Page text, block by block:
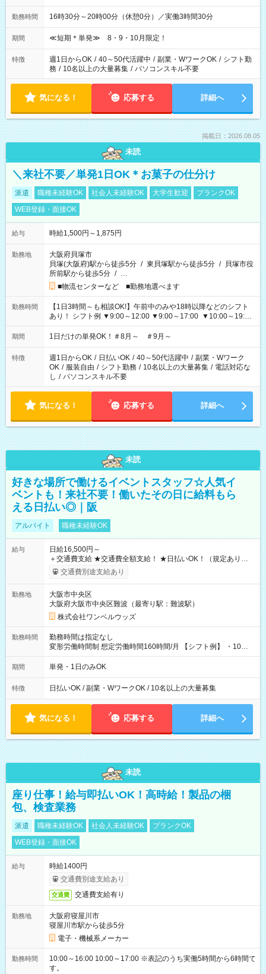
勤務時間 16時30分～20時00分（休憩0分）／実働3時間30分
期間 ≪短期＊単発≫ 8・9・10月限定！
特徴 週1日からOK / 40～50代活躍中 / 副業・WワークOK / シフト勤
務 / 10名以上の大量募集 / パソコンスキル不要
気になる！ 応募する 詳細へ
掲載日：2026.08.05
未読
＼来社不要／単発1日OK＊お菓子の仕分け
派遣 職種未経験OK 社会人未経験OK 大学生歓迎
ブランクOK
WEB登録・面接OK
給与 時給1,500円～1,875円
勤務地
大阪府貝塚市
貝塚(大阪府)駅から徒歩5分 / 東貝塚駅から徒歩5分 / 貝塚市役
所前駅から徒歩5分 / …
■物流センターなど ■勤務地選べます
勤務時間
【1日3時間～も相談OK!】午前中のみや18時以降などのシフト
あり！ シフト例 ▼9:00～12:00 ▼9:00～17:00 ▼10:00～19:00
▼18:00～21:00
期間 1日だけの単発OK！＃8月～ ＃9月～
特徴 週1日からOK / 日払いOK / 40～50代活躍中 / 副業・Wワーク
OK / 服装自由 / シフト勤務 / 10名以上の大量募集 / 電話対応な
し / パソコンスキル不要
気になる！ 応募する 詳細へ
未読
好きな場所で働けるイベントスタッフ☆人気イ
ベントも！来社不要！働いたその日に給料もら
える日払い◎｜阪
アルバイト 職種未経験OK
給与
日給16,500円～
＋交通費支給 ★交通費全額支給！ ★日払いOK！（規定あり） ┗
働いたその日に現金GET♪ お仕事後はコンビニATMから 日払
交通費別途支給あり
勤務地
大阪市中央区
大阪府大阪市中央区難波（最寄り駅：難波駅）
株式会社ワンベルウッズ
勤務時間
勤務時間は指定なし
変形労働時間制 想定労働時間160時間/月 【シフト例】 ・10：
00～20：00
期間 単発・1日のみOK
特徴 日払いOK / 副業・WワークOK / 10名以上の大量募集
気になる！ 応募する 詳細へ
未読
座り仕事！給与即払いOK！高時給！製品の梱
包、検査業務
派遣 職種未経験OK 社会人未経験OK
ブランクOK
WEB登録・面接OK
給与
時給1400円
交通費別途支給あり
交通費 交通費支給有り
勤務地
大阪府寝屋川市
寝屋川市駅から徒歩5分
電子・機械系メーカー
勤務時間
10:00～16:00 10:00～17:00 ※表記のうち実働5時間から6時間で
す。